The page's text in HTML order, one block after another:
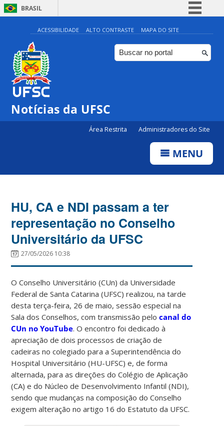
BRASIL
Simplifique!
Comunica BR
Participe
ACESSIBILIDADE ALTO CONTRASTE MAPA DO SITE
Notícias da UFSC
Área Restrita Administradores do Site
MENU
HU, CA e NDI passam a ter
representação no Conselho
Universitário da UFSC
27/05/2026 10:38
O Conselho Universitário (CUn) da Universidade
Federal de Santa Catarina (UFSC) realizou, na tarde
desta terça-feira, 26 de maio, sessão especial na
Sala dos Conselhos, com transmissão pelocanal do
CUn no YouTube. O encontro foi dedicado à
apreciação de dois processos de criação de
cadeiras no colegiado para a Superintendência do
Hospital Universitário (HU-UFSC) e, de forma
alternada, para as direções do Colégio de Aplicação
(CA) e do Núcleo de Desenvolvimento Infantil (NDI),
sendo que mudanças na composição do Conselho
exigem alteração no artigo 16 do Estatuto da UFSC.